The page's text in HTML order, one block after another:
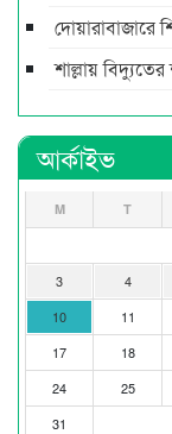
দোয়ারাবাজারে
শাল্লায়
আর্কাইভ
M T
3
4
10
11
17
18
24
25
31